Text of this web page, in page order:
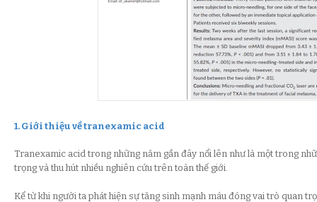
1. Giới thiệu về tranexamic acid
Tranexamic acid trong những năm gần đây nổi lên như là một trong
trọng và thu hút nhiều nghiên cứu trên toàn thế giới.
Kể từ khi người ta phát hiện sự tăng sinh mạnh máu đóng vai trò quan